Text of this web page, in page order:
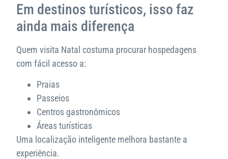
Em destinos turísticos, isso faz
ainda mais diferença
Quem visita Natal costuma procurar hospedagens
com fácil acesso a:
Praias
Passeios
Centros gastronômicos
Áreas turísticas
Uma localização inteligente melhora bastante a
experiência.